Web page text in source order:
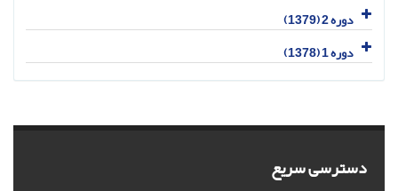
دوره 2 (1379)
دوره 1 (1378)
دسترسی سریع